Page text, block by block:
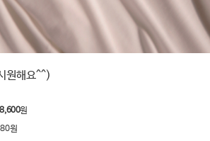
원해요^^)
원
원